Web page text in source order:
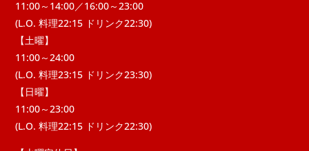
11:00～14:00／16:00～23:00
(L.O. 料理22:15 ドリンク22:30)
【土曜】
11:00～24:00
(L.O. 料理23:15 ドリンク23:30)
【日曜】
11:00～23:00
(L.O. 料理22:15 ドリンク22:30)